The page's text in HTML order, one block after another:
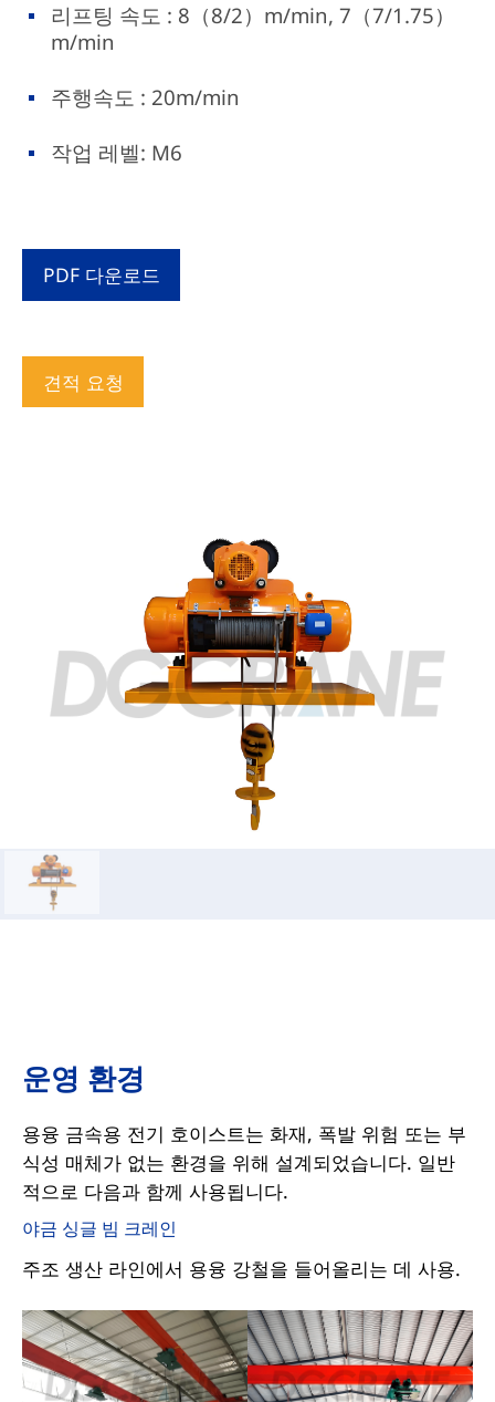
리프팅 속도 : 8（8/2）m/min, 7（7/1.75）
m/min
주행속도 : 20m/min
작업 레벨: M6
PDF 다운로드
견적 요청
운영 환경
용융 금속용 전기 호이스트는 화재, 폭발 위험 또는 부
식성 매체가 없는 환경을 위해 설계되었습니다. 일반
적으로 다음과 함께 사용됩니다.
야금 싱글 빔 크레인
주조 생산 라인에서 용융 강철을 들어올리는 데 사용.